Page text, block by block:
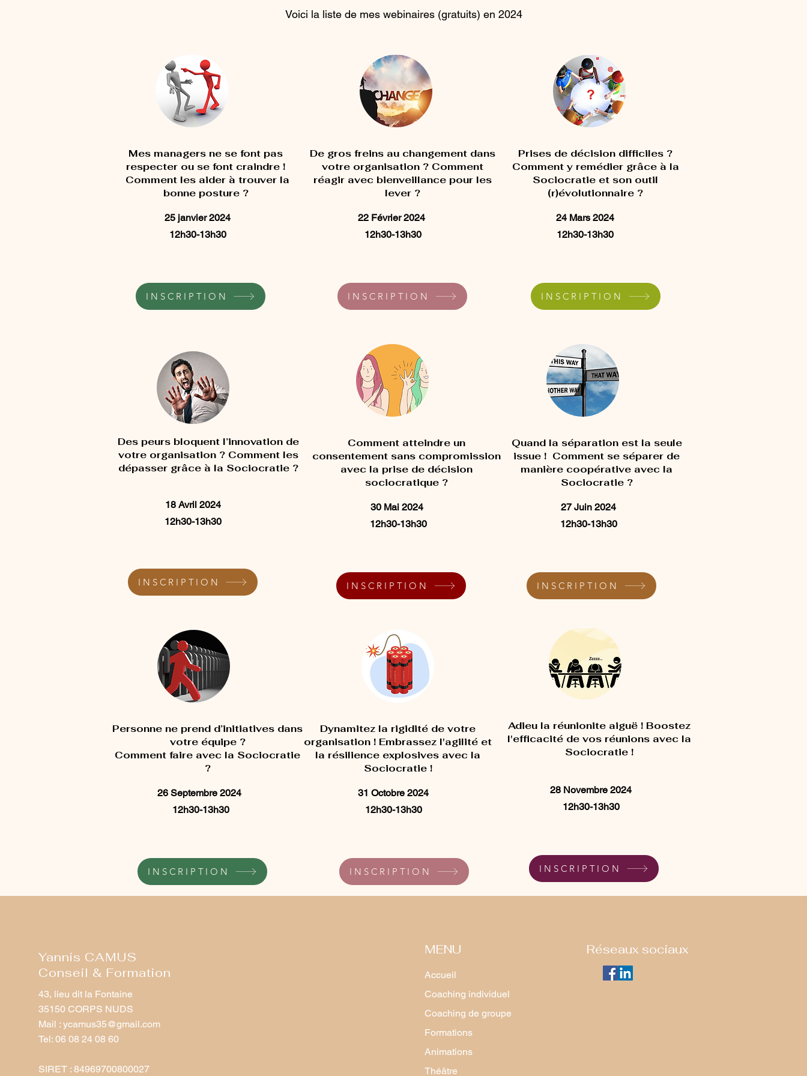
Voici la liste de mes webinaires (gratuits) en 2024
Mes managers ne se font pas
respecter ou se font craindre !
Comment les aider à trouver la
bonne posture ?
25 janvier 2024
12h30-13h30
De gros freins au changement dans
votre organisation ? Comment
réagir avec bienveillance pour les
lever ?
22 Février 2024
12h30-13h30
Prises de décision difficiles ?
Comment y remédier grâce à la
Sociocratie et son outil
(r)évolutionnaire ?
24 Mars 2024
12h30-13h30
INSCRIPTION
Des peurs bloquent l’innovation de
votre organisation ? Comment les
dépasser grâce à la Sociocratie ?
18 Avril 2024
12h30-13h30
INSCRIPTION INSCRIPTION
Quand la séparation est la seule
issue ! Comment se séparer de
manière coopérative avec la
Sociocratie ?
Comment atteindre un
consentement sans compromission
avec la prise de décision
sociocratique ?
30 Mai 2024
12h30-13h30
27 Juin 2024
12h30-13h30
INSCRIPTION INSCRIPTION
Personne ne prend d’initiatives dans
votre équipe ?
Comment faire avec la Sociocratie
?
Dynamitez la rigidité de votre
organisation ! Embrassez l'agilité et
la résilience explosives avec la
Sociocratie !
26 Septembre 2024
12h30-13h30
31 Octobre 2024
12h30-13h30
INSCRIPTION
Adieu la réunionite aiguë ! Boostez
l'efficacité de vos réunions avec la
Sociocratie !
28 Novembre 2024
12h30-13h30
INSCRIPTION INSCRIPTION INSCRIPTION
MENU
Accueil
Coaching individuel
Coaching de groupe
Formations
Animations
Théâtre
Réseaux sociaux
Yannis CAMUS
Conseil & Formation
43, lieu dit la Fontaine
35150 CORPS NUDS
Mail : ycamus35@gmail.com
Tel: 06 08 24 08 60
SIRET : 84969700800027